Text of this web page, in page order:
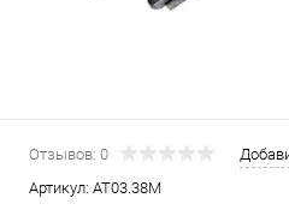
Отзывов: 0
Артикул: AT03.38M